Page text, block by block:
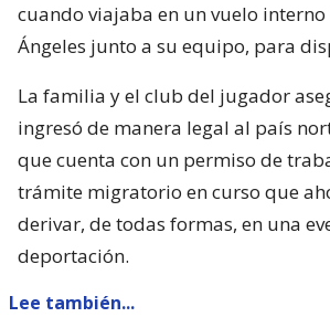
cuando viajaba en un vuelo
Ángeles junto a su equipo, para
La familia y el club del jugador
ingresó de manera legal al país
que cuenta con un permiso de
trámite migratorio en curso que
derivar, de todas formas, en una
deportación.
Lee también...